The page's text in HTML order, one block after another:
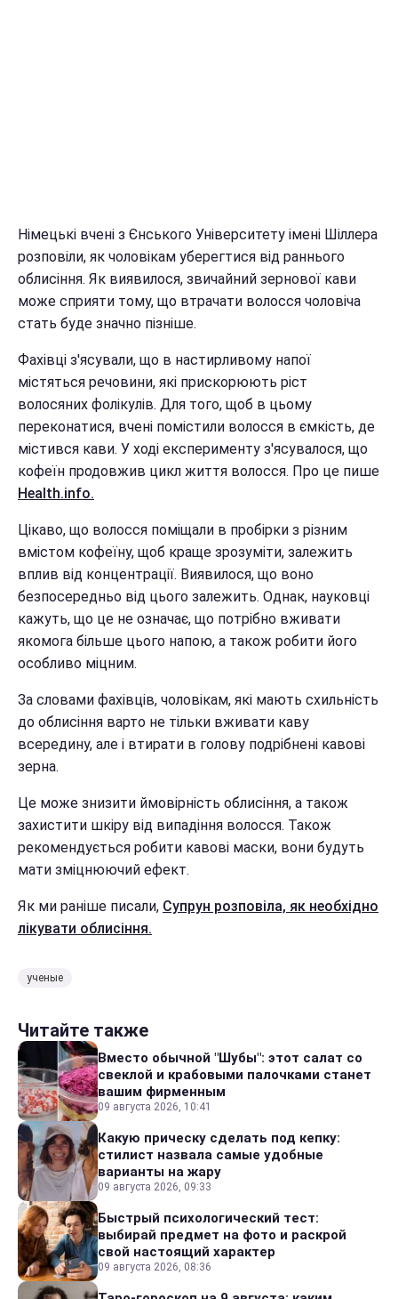
Німецькі вчені з Єнського Університету імені Шіллера
розповіли, як чоловікам уберегтися від раннього
облисіння. Як виявилося, звичайний зернової кави
може сприяти тому, що втрачати волосся чоловіча
стать буде значно пізніше.
Фахівці з'ясували, що в настирливому напої
містяться речовини, які прискорюють ріст
волосяних фолікулів. Для того, щоб в цьому
переконатися, вчені помістили волосся в ємкість, де
містився кави. У ході експерименту з'ясувалося, що
кофеїн продовжив цикл життя волосся. Про це пише
Health.info.
Цікаво, що волосся поміщали в пробірки з різним
вмістом кофеїну, щоб краще зрозуміти, залежить
вплив від концентрації. Виявилося, що воно
безпосередньо від цього залежить. Однак, науковці
кажуть, що це не означає, що потрібно вживати
якомога більше цього напою, а також робити його
особливо міцним.
За словами фахівців, чоловікам, які мають схильність
до облисіння варто не тільки вживати каву
всередину, але і втирати в голову подрібнені кавові
зерна.
Це може знизити ймовірність облисіння, а також
захистити шкіру від випадіння волосся. Також
рекомендується робити кавові маски, вони будуть
мати зміцнюючий ефект.
Як ми раніше писали, Супрун розповіла, як необхідно
лікувати облисіння.
ученые
Читайте также
Вместо обычной "Шубы": этот салат со
свеклой и крабовыми палочками станет
вашим фирменным
09 августа 2026, 10:41
Какую прическу сделать под кепку:
стилист назвала самые удобные
варианты на жару
09 августа 2026, 09:33
Быстрый психологический тест:
выбирай предмет на фото и раскрой
свой настоящий характер
09 августа 2026, 08:36